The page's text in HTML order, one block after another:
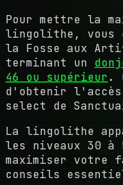
Pour mettre la
lingolithe, vous
la Fosse aux
terminant un
46 ou supérieur.
d'obtenir
select de
La lingolithe
les niveaux 30 à
maximiser votre
conseils